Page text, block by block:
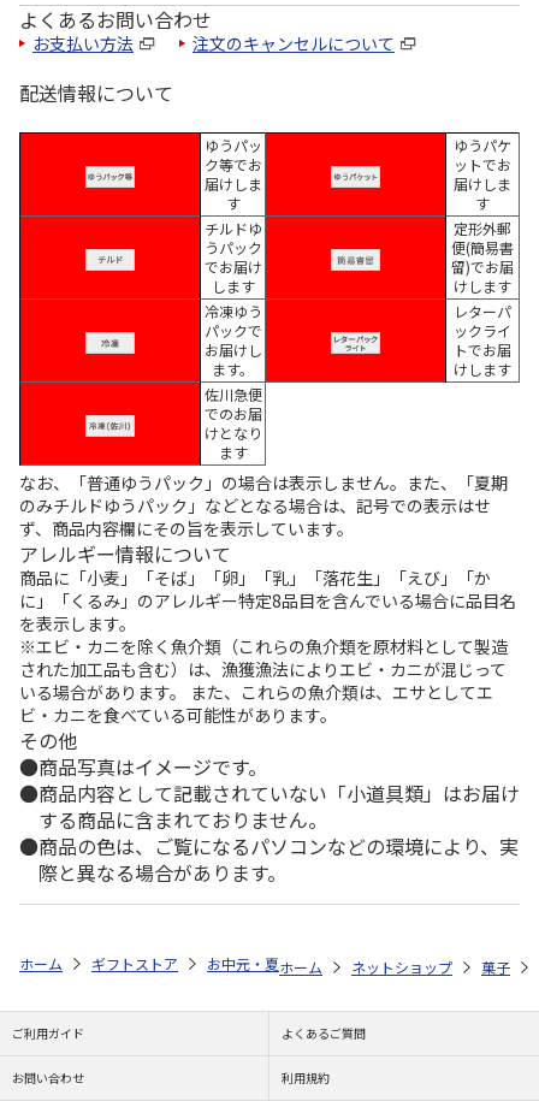
よくあるお問い合わせ
お支払い方法 注文のキャンセルについて
配送情報について
ゆうパッ
ク等でお
届けしま
す
ゆうパケ
ットでお
届けしま
す
チルドゆ
うパック
でお届け
します
定形外郵
便(簡易書
留)でお届
けします
冷凍ゆう
パックで
お届けし
ます。
レターパ
ックライ
トでお届
けします
佐川急便
でのお届
けとなり
ます
なお、「普通ゆうパック」の場合は表示しません。また、「夏期
のみチルドゆうパック」などとなる場合は、記号での表示はせ
ず、商品内容欄にその旨を表示しています。
アレルギー情報について
商品に「小麦」「そば」「卵」「乳」「落花生」「えび」「か
に」「くるみ」のアレルギー特定8品目を含んでいる場合に品目名
を表示します。
※エビ・カニを除く魚介類（これらの魚介類を原材料として製造
された加工品も含む）は、漁獲漁法によりエビ・カニが混じって
いる場合があります。 また、これらの魚介類は、エサとしてエ
ビ・カニを食べている可能性があります。
その他
商品写真はイメージです。
商品内容として記載されていない「小道具類」はお届け
する商品に含まれておりません。
商品の色は、ご覧になるパソコンなどの環境により、実
際と異なる場合があります。
ホーム ギフトストア お中元・夏ギフト特集 2026 ゆうゆうギフト
ホーム ネットショップ 菓子
ご利用ガイド よくあるご質問
お問い合わせ 利用規約